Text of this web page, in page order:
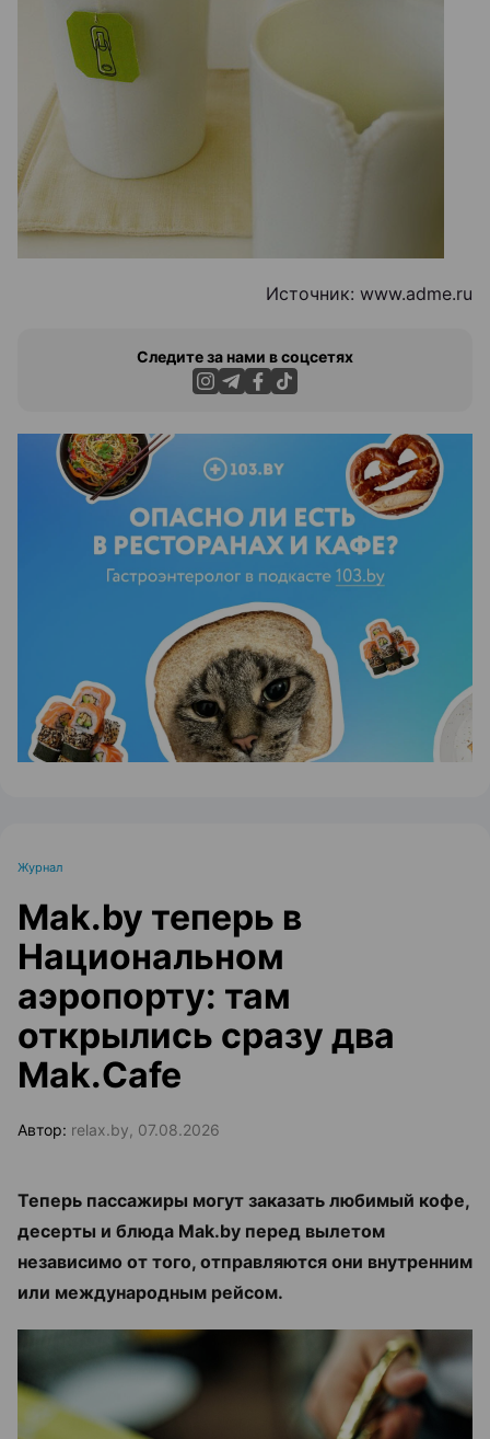
Источник: www.adme.ru
Следите за нами в соцсетях
ЭФФЕКТИВНАЯ РЕКЛАМА НА САЙТЕ
Журнал
Mak.by теперь в
Национальном
аэропорту: там
открылись сразу два
Mak.Cafe
Автор: relax.by, 07.08.2026
Теперь пассажиры могут заказать любимый кофе,
десерты и блюда Mak.by перед вылетом
независимо от того, отправляются они внутренним
или международным рейсом.